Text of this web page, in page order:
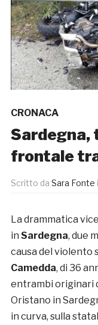
CRONACA
Sardegna,
frontale
Scritto da Sara Fonte
La drammatica
in Sardegna, due
causa del violento
Camedda, di 36
entrambi originari
Oristano in
in curva, sulla